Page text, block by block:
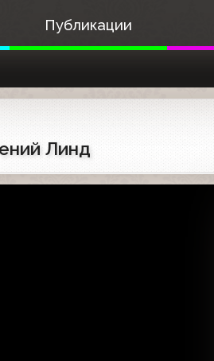
Публикации
Линд